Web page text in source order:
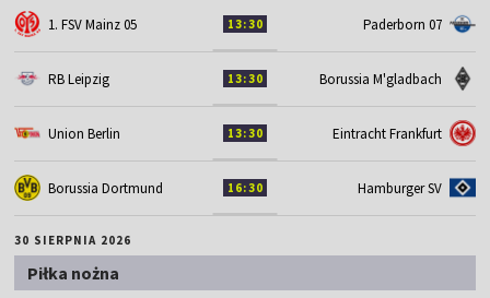
1. FSV Mainz 05 13:30 Paderborn 07
RB Leipzig 13:30 Borussia M'gladbach
Union Berlin 13:30 Eintracht Frankfurt
Borussia Dortmund 16:30 Hamburger SV
30 SIERPNIA 2026
Piłka nożna